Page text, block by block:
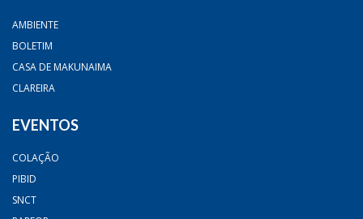
AMBIENTE
BOLETIM
CASA DE MAKUNAIMA
CLAREIRA
EVENTOS
COLAÇÃO
PIBID
SNCT